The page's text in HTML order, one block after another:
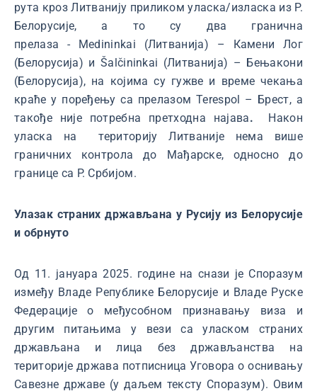
рута кроз Литванију приликом уласка/изласка из Р.
Белорусије, а то су два гранична
прелаза - Medininkai (Литванија) – Камени Лог
(Белорусија) и Šalčininkai (Литванија) – Бењакони
(Белорусија), на којима су гужве и време чекања
краће у поређењу са прелазом Terespol – Брест, а
такође није потребна претходна најава. Након
уласка на територију Литваније нема више
граничних контрола до Мађарске, односно до
границе са Р. Србијом.
Улазак страних држављана у Русију из Белорусије
и обрнуто
Од 11. јануара 2025. године на снази је Споразум
између Владе Републике Белорусије и Владе Руске
Федерације о међусобном признавању виза и
другим питањима у вези са уласком страних
држављана и лица без држављанства на
територије држава потписница Уговора о оснивању
Савезне државе (у даљем тексту Споразум). Овим